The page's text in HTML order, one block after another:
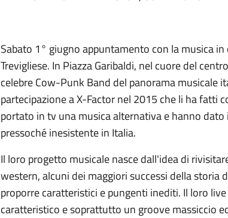
Sabato 1° giugno appuntamento con la musica
Trevigliese. In Piazza Garibaldi, nel cuore del
celebre Cow-Punk Band del panorama musicale
partecipazione a X-Factor nel 2015 che li ha fatti
portato in tv una musica alternativa e hanno
pressoché inesistente in Italia.
Il loro progetto musicale nasce dall'idea di
western, alcuni dei maggiori successi della
proporre caratteristici e pungenti inediti. Il loro
caratteristico e soprattutto un groove massiccio